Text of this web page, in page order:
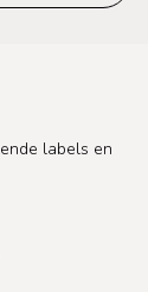
labels en